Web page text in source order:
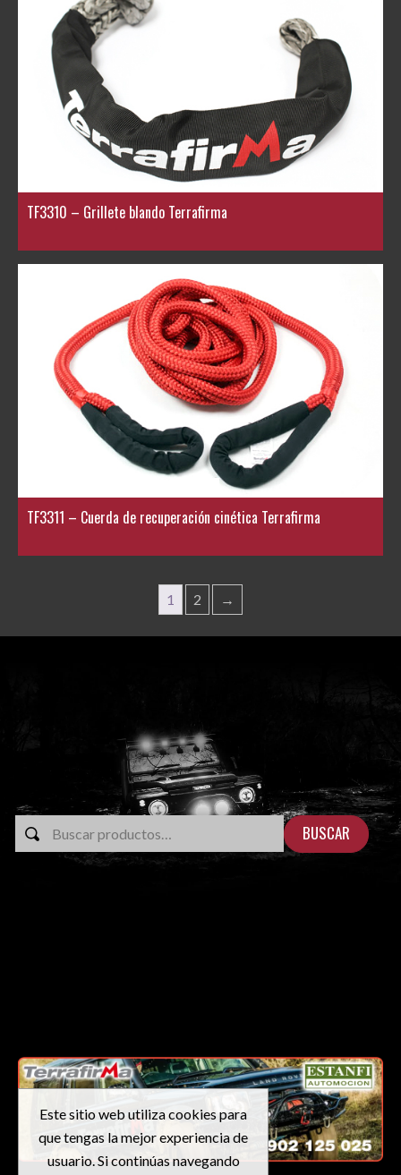
TF3310 – Grillete blando Terrafirma
TF3311 – Cuerda de recuperación cinética Terrafirma
1 2 →
BUSCAR
Este sitio web utiliza cookies para
que tengas la mejor experiencia de
usuario. Si continúas navegando